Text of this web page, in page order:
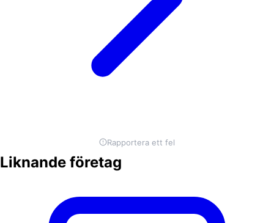
Rapportera ett fel
Liknande företag